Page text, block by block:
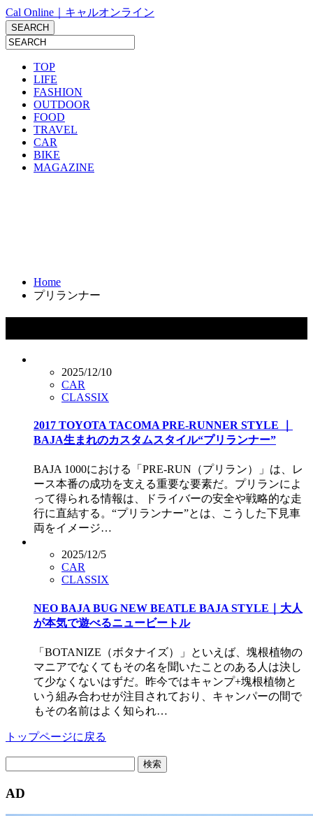
Cal Online｜キャルオンライン
TOP
LIFE
FASHION
OUTDOOR
FOOD
TRAVEL
CAR
BIKE
MAGAZINE
Home
プリランナー
2025/12/10
CAR
CLASSIX
2017 TOYOTA TACOMA PRE-RUNNER STYLE ｜
BAJA生まれのカスタムスタイル“プリランナー”
BAJA 1000における「PRE-RUN（プリラン）」は、レ
ース本番の成功を支える重要な要素だ。プリランによ
って得られる情報は、ドライバーの安全や戦略的な走
行に直結する。“プリランナー”とは、こうした下見車
両をイメージ…
2025/12/5
CAR
CLASSIX
NEO BAJA BUG NEW BEATLE BAJA STYLE｜大人
が本気で遊べるニュービートル
「BOTANIZE（ボタナイズ）」といえば、塊根植物の
マニアでなくてもその名を聞いたことのある人は決し
て少なくないはずだ。昨今ではキャンプ+塊根植物と
いう組み合わせが注目されており、キャンパーの間で
もその名前はよく知られ…
トップページに戻る
AD